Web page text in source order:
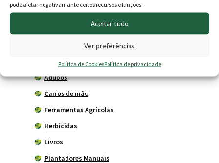
pode afetar negativamante certos recursos e funções.
Aceitar tudo
Ver preferências
Política de CookiesPolítica de privacidade
Agricultura
Adubadores
Adubos
Carros de mão
Ferramentas Agrícolas
Herbicidas
Livros
Plantadores Manuais